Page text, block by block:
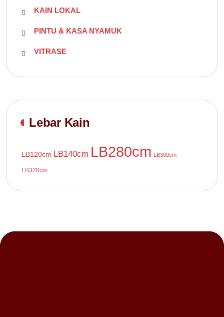
KAIN LOKAL
PINTU & KASA NYAMUK
VITRASE
Lebar Kain
LB120cm LB140cm LB280cm LB300cm
LB320cm